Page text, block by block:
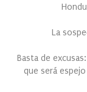
La
Basta de
que será